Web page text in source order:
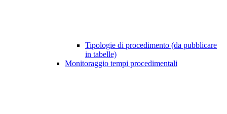
Tipologie di procedimento (da pubblicare
in tabelle)
Monitoraggio tempi procedimentali